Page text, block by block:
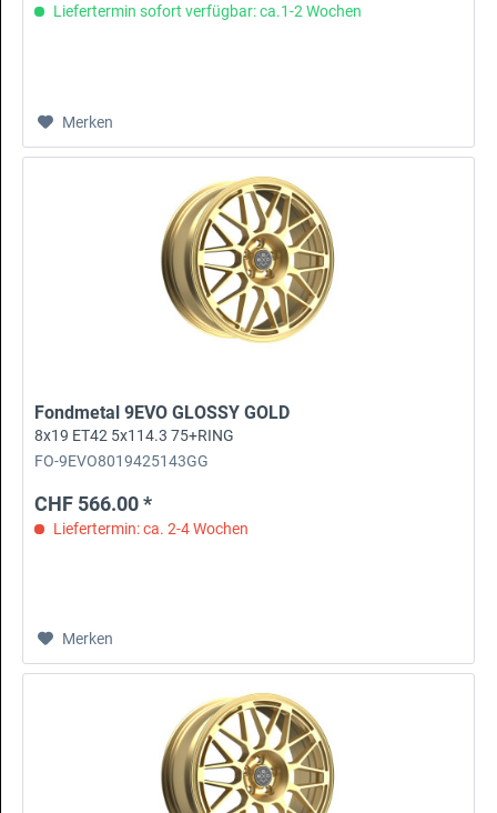
Liefertermin sofort verfügbar: ca.1-2 Wochen
Merken
Fondmetal 9EVO GLOSSY GOLD
8x19 ET42 5x114.3 75+RING
FO-9EVO8019425143GG
CHF 566.00 *
Liefertermin: ca. 2-4 Wochen
Merken